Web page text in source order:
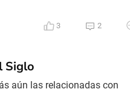
Pluribus (Prime Video) –
3 2
Siglo
aún las relacionadas con